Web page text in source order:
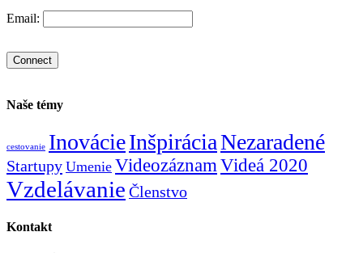
Email:
Naše témy
cestovanie InovácieInšpiráciaNezaradené
Startupy Umenie Videozáznam Videá 2020
Vzdelávanie Členstvo
Kontakt